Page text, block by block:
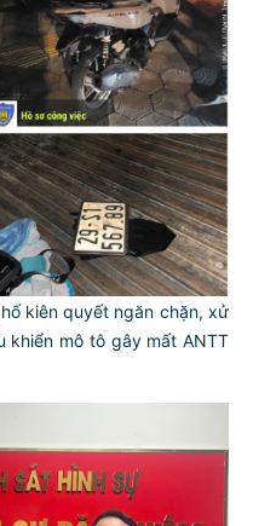
kiên quyết ngăn chặn, xử
khiển mô tô gây mất ANTT